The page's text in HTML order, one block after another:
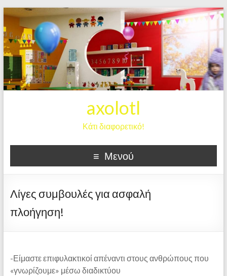
axolotl
Κάτι διαφορετικό!
Μενού
Λίγες συμβουλές για ασφαλή
πλοήγηση!
-Είμαστε επιφυλακτικοί απέναντι στους ανθρώπους που
«γνωρίζουμε» μέσω διαδικτύου